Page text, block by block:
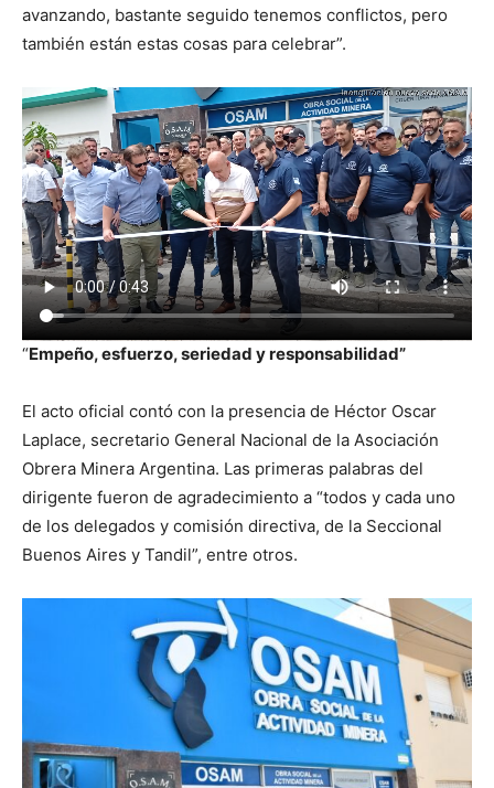
avanzando, bastante seguido tenemos conflictos, pero
también están estas cosas para celebrar”.
“Empeño, esfuerzo, seriedad y responsabilidad”
El acto oficial contó con la presencia de Héctor Oscar
Laplace, secretario General Nacional de la Asociación
Obrera Minera Argentina. Las primeras palabras del
dirigente fueron de agradecimiento a “todos y cada uno
de los delegados y comisión directiva, de la Seccional
Buenos Aires y Tandil”, entre otros.